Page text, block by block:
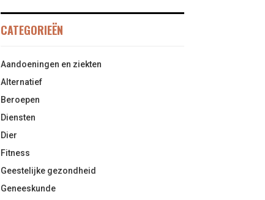
CATEGORIEËN
Aandoeningen en ziekten
Alternatief
Beroepen
Diensten
Dier
Fitness
Geestelijke gezondheid
Geneeskunde